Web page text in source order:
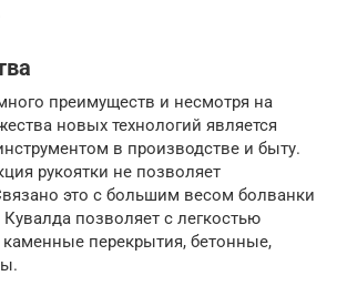
преимуществ и несмотря на
новых технологий является
в производстве и быту.
рукоятки не позволяет
это с большим весом болванки
позволяет с легкостью
перекрытия, бетонные,